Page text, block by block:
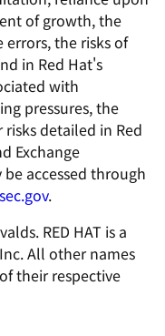
of growth, the
the risks of
in Red Hat's
with
pressures, the
detailed in Red
Exchange
accessed through
.
RED HAT is a
All other names
their respective